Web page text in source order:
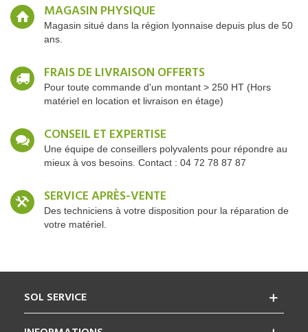
MAGASIN PHYSIQUE
Magasin situé dans la région lyonnaise depuis plus de 50
ans.
FRAIS DE LIVRAISON OFFERTS
Pour toute commande d'un montant > 250 HT (Hors
matériel en location et livraison en étage)
CONSEIL ET EXPERTISE
Une équipe de conseillers polyvalents pour répondre au
mieux à vos besoins. Contact : 04 72 78 87 87
SERVICE APRÈS-VENTE
Des techniciens à votre disposition pour la réparation de
votre matériel.
SOL SERVICE